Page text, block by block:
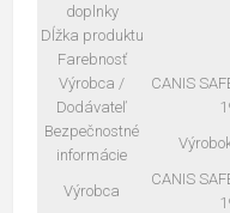
doplnky
Dĺžka produktu
Farebnosť
Výrobca /
Dodávateľ
CANIS
Bezpečnostné
informácie
Výrobca
CANIS